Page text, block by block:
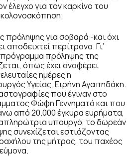
έλεγχο για τον καρκίνο του
πρόληψης για σοβαρά -και όχι
αποδειχτεί περίτρανα. Γι’
πρόληψης της
όπως έχει αναφέρει
ημέρες η
Υγείας, Ειρήνη Αγαπηδάκη.
που έγιναν στο
Φώφη Γεννηματά και που
από 20.000 έγκυρα ευρήματα,
υπουργό, το δωρεάν
συνεχίζεται εστιάζοντας
της μήτρας, του παχέος